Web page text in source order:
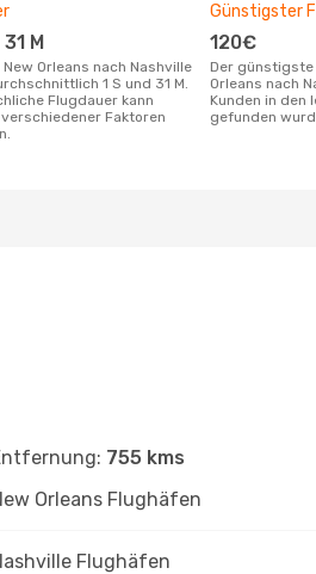
31 M
1 S und 31 M.
Flugdauer kann
Faktoren
Günstigster
120€
Der günstigste einfache Flug von New
Orleans nach
Kunden in den
gefunden
755 kms
Orleans Flughäfen
Flughäfen